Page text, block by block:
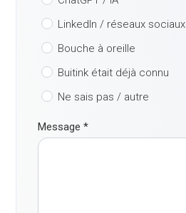
LinkedIn / réseaux sociaux
Bouche à oreille
Buitink était déjà connu
Ne sais pas / autre
Message*